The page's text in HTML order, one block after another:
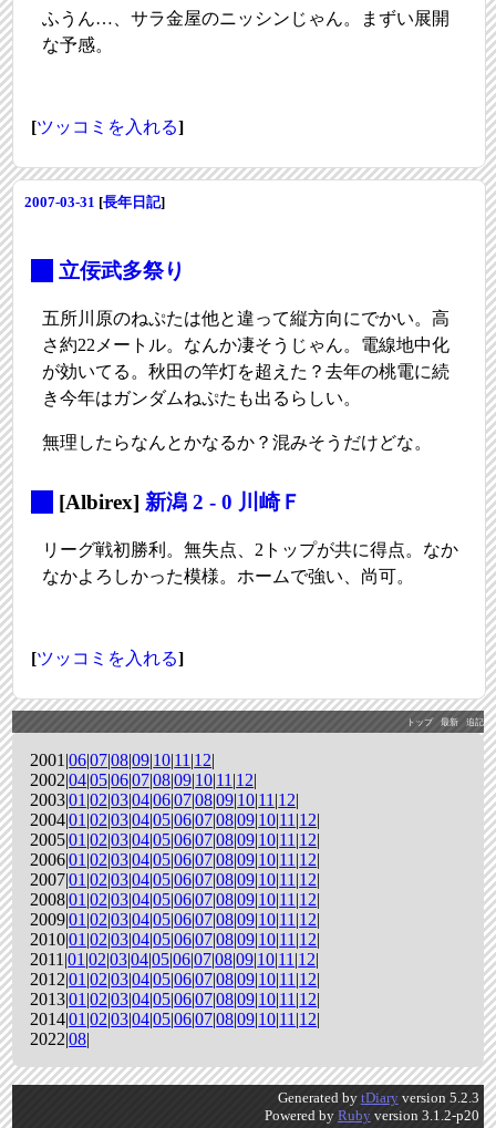
ふうん…、サラ金屋のニッシンじゃん。まずい展開
な予感。
[ツッコミを入れる]
2007-03-31 [長年日記]
立佞武多祭り
五所川原のねぷたは他と違って縦方向にでかい。高
さ約22メートル。なんか凄そうじゃん。電線地中化
が効いてる。秋田の竿灯を超えた？去年の桃電に続
き今年はガンダムねぷたも出るらしい。
無理したらなんとかなるか？混みそうだけどな。
[Albirex] 新潟 2 - 0 川崎Ｆ
リーグ戦初勝利。無失点、2トップが共に得点。なか
なかよろしかった模様。ホームで強い、尚可。
[ツッコミを入れる]
トップ 最新 追記
2001|06|07|08|09|10|11 |12|
2002|04|05|06|07|08|09|10|11 |12|
2003|01 |02|03|04|06|07|08|09|10|11 |12|
2004|01 |02|03|04|05|06|07|08|09|10|11 |12|
2005|01 |02|03|04|05|06|07|08|09|10|11 |12|
2006|01 |02|03|04|05|06|07|08|09|10|11 |12|
2007|01 |02|03|04|05|06|07|08|09|10|11 |12|
2008|01 |02|03|04|05|06|07|08|09|10|11 |12|
2009|01 |02|03|04|05|06|07|08|09|10|11 |12|
2010|01 |02|03|04|05|06|07|08|09|10|11 |12|
2011|01 |02|03|04|05|06|07|08|09|10|11 |12|
2012|01 |02|03|04|05|06|07|08|09|10|11 |12|
2013|01 |02|03|04|05|06|07|08|09|10|11 |12|
2014|01 |02|03|04|05|06|07|08|09|10|11 |12|
2022|08|
Generated by tDiaryversion 5.2.3
Powered by Rubyversion 3.1.2-p20